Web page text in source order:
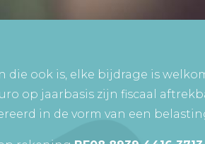
die ook is, elke bijdrage is
op jaarbasis zijn fiscaal
in de vorm van een